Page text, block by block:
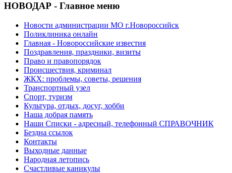
НОВОДАР - Главное меню
Новости администрации МО г.Новороссийск
Поликлиника онлайн
Главная - Новороссийские известия
Поздравления, праздники, визиты
Право и правопорядок
Происшествия, криминал
ЖКХ: проблемы, советы, решения
Транспортный узел
Спорт, туризм
Культура, отдых, досуг, хобби
Наша добрая память
Наши Списки - адресный, телефонный СПРАВОЧНИК
Бездна ссылок
Контакты
Выходные данные
Народная летопись
Счастливые каникулы